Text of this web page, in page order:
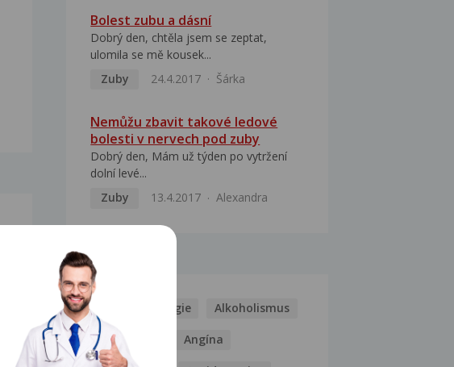
Bolest zubu a dásní
Dobrý den, chtěla jsem se zeptat,
ulomila se mě kousek...
Zuby
24.4.2017 Šárka
Nemůžu zbavit takové ledové
bolesti v nervech pod zuby
Dobrý den, Mám už týden po vytržení
dolní levé...
Zuby
13.4.2017 Alexandra
NEMOCI
Alergie Alkoholismus
Analgetika Angína